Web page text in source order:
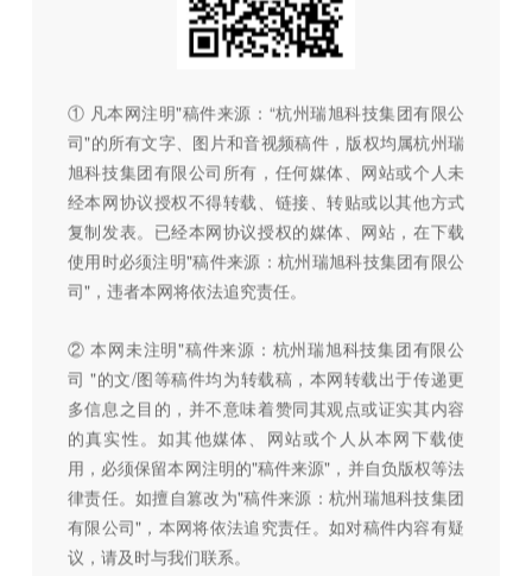
① 凡本网注明"稿件来源：“杭州瑞旭科技集团有限公
司"的所有文字、图片和音视频稿件，版权均属杭州瑞
旭科技集团有限公司所有，任何媒体、网站或个人未
经本网协议授权不得转载、链接、转贴或以其他方式
复制发表。已经本网协议授权的媒体、网站，在下载
使用时必须注明"稿件来源：杭州瑞旭科技集团有限公
司"，违者本网将依法追究责任。
② 本网未注明"稿件来源：杭州瑞旭科技集团有限公
司 "的文/图等稿件均为转载稿，本网转载出于传递更
多信息之目的，并不意味着赞同其观点或证实其内容
的真实性。如其他媒体、网站或个人从本网下载使
用，必须保留本网注明的"稿件来源"，并自负版权等法
律责任。如擅自篡改为"稿件来源：杭州瑞旭科技集团
有限公司"，本网将依法追究责任。如对稿件内容有疑
议，请及时与我们联系。